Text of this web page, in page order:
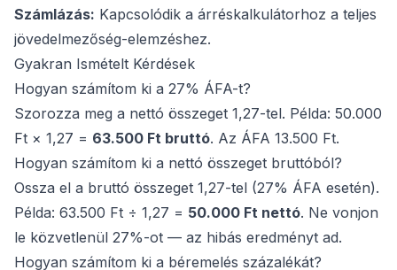
Számlázás: Kapcsolódik a árréskalkulátorhoz a teljes
jövedelmezőség-elemzéshez.
Gyakran Ismételt Kérdések
Hogyan számítom ki a 27% ÁFA-t?
Szorozza meg a nettó összeget 1,27-tel. Példa: 50.000
Ft × 1,27 = 63.500 Ft bruttó. Az ÁFA 13.500 Ft.
Hogyan számítom ki a nettó összeget bruttóból?
Ossza el a bruttó összeget 1,27-tel (27% ÁFA esetén).
Példa: 63.500 Ft ÷ 1,27 = 50.000 Ft nettó. Ne vonjon
le közvetlenül 27%-ot — az hibás eredményt ad.
Hogyan számítom ki a béremelés százalékát?